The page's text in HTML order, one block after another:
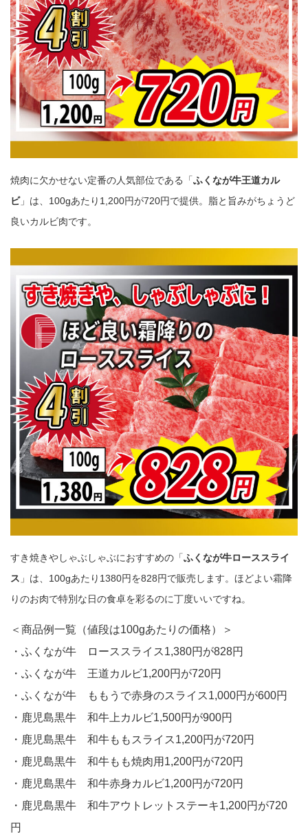
焼肉に欠かせない定番の人気部位である「ふくなが牛王道カル
ビ」は、100gあたり1,200円が720円で提供。脂と旨みがちょうど
良いカルビ肉です。
すき焼きやしゃぶしゃぶにおすすめの「ふくなが牛ローススライ
ス 」は、100gあたり1380円を828円で販売します。ほどよい霜降
りのお肉で特別な日の食卓を彩るのに丁度いいですね。
＜商品例一覧（値段は100gあたりの価格）＞
・ふくなが牛 ローススライス1,380円が828円
・ふくなが牛 王道カルビ1,200円が720円
・ふくなが牛 ももうで赤身のスライス1,000円が600円
・鹿児島黒牛 和牛上カルビ1,500円が900円
・鹿児島黒牛 和牛ももスライス1,200円が720円
・鹿児島黒牛 和牛もも焼肉用1,200円が720円
・鹿児島黒牛 和牛赤身カルビ1,200円が720円
・鹿児島黒牛 和牛アウトレットステーキ1,200円が720
円